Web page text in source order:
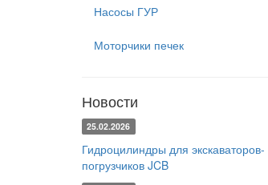
Насосы ГУР
Моторчики печек
Новости
25.02.2026
Гидроцилиндры для экскаваторов-
погрузчиков JCB